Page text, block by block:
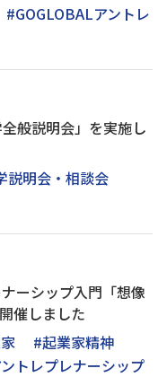
#GOGLOBALアントレ
般説明会」を実施し
説明会・相談会
ーシップ入門「想像
催しました
#起業家精神
トレプレナーシップ